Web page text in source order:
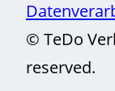
© TeDo
reserved.